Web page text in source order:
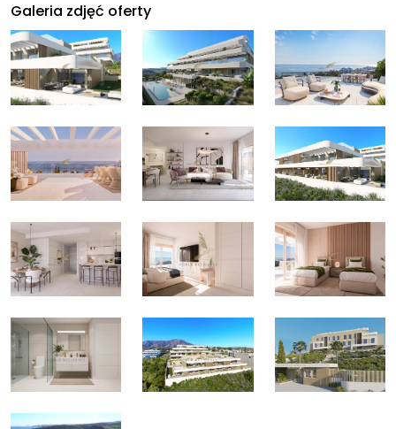
Galeria zdjęć oferty